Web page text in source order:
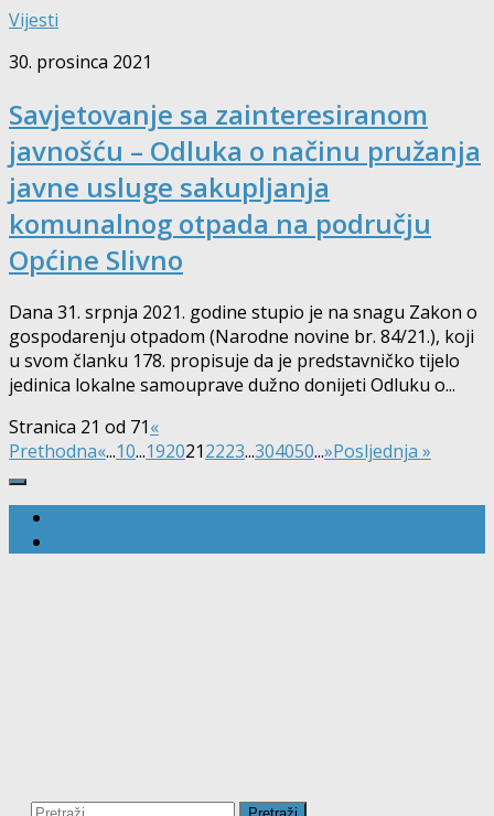
Vijesti
30. prosinca 2021
Savjetovanje sa zainteresiranom
javnošću – Odluka o načinu pružanja
javne usluge sakupljanja
komunalnog otpada na području
Općine Slivno
Dana 31. srpnja 2021. godine stupio je na snagu Zakon o
gospodarenju otpadom (Narodne novine br. 84/21.), koji
u svom članku 178. propisuje da je predstavničko tijelo
jedinica lokalne samouprave dužno donijeti Odluku o...
Stranica 21 od 71«
Prethodna«...10...1920212223...304050...»Posljednja »
Pretraži: